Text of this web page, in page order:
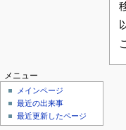
メニュー
メインページ
最近の出来事
最近更新したページ